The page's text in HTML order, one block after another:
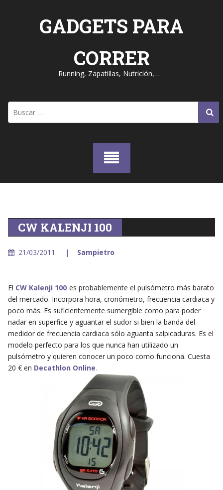
GADGETS PARA
CORRER
Running, Zapatillas, Nutrición,…
CW KALENJI 100
21/03/2011 Sampietro
El CW Kalenji 100 es probablemente el pulsómetro más barato
del mercado. Incorpora hora, cronómetro, frecuencia cardiaca y
poco más. Es suficientemente sumergible como para poder
nadar en superfice y aguantar el sudor si bien la banda del
medidor de frecuencia cardiaca sólo aguanta salpicaduras. Es el
modelo perfecto para los que nunca han utilizado un
pulsómetro y quieren conocer un poco como funciona. Cuesta
20 € en Decathlon Online.